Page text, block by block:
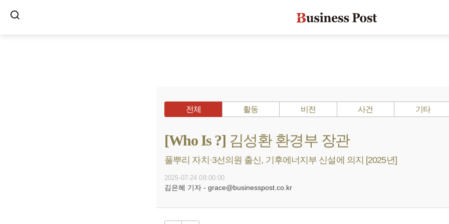
전체 활동 비전 사건 기타
[Who Is ?] 김성환 환경부 장관
풀뿌리 자치·3선의원 출신, 기후에너지부 신설에 의지 [2025년]
2025-07-24 08:00:00
김은혜 기자 - grace@businesspost.co.kr